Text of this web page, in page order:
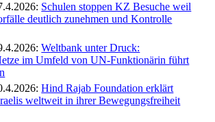
Schulen stoppen KZ Besuche weil
deutlich zunehmen und Kontrolle
Weltbank unter Druck:
im Umfeld von UN-Funktionärin führt
Hind Rajab Foundation erklärt
weltweit in ihrer Bewegungsfreiheit